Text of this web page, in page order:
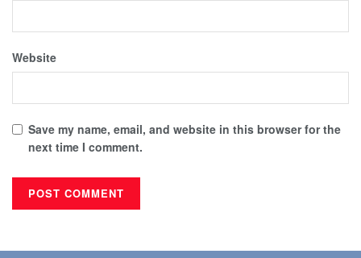
Website
Save my name, email, and website in this browser for the
next time I comment.